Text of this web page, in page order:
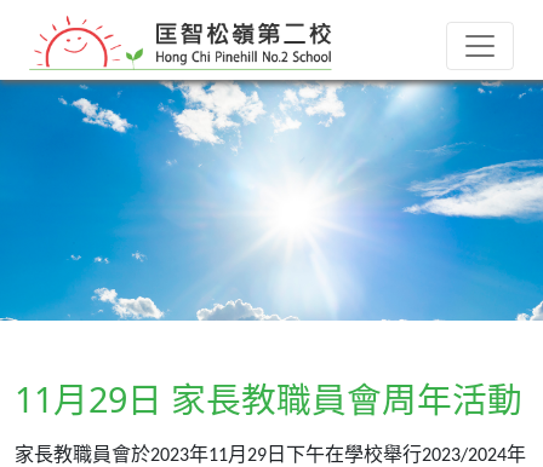
11月29日 家長教職員會周年活動
家長教職員會於2023年11月 29 日下午在學校舉行2023/2024年